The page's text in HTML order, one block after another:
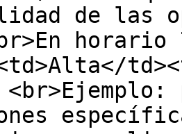
de las
horario